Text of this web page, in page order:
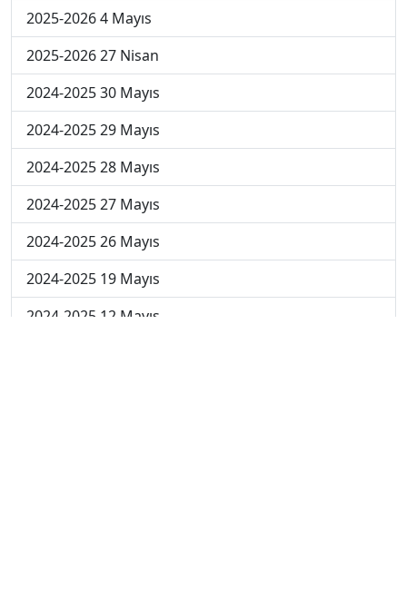
2025-2026 4 Mayıs
2025-2026 27 Nisan
2024-2025 30 Mayıs
2024-2025 29 Mayıs
2024-2025 28 Mayıs
2024-2025 27 Mayıs
2024-2025 26 Mayıs
2024-2025 19 Mayıs
2024-2025 12 Mayıs